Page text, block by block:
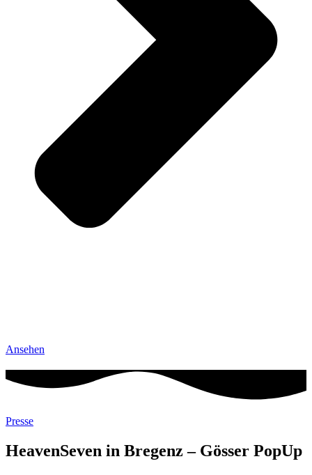
Ansehen
Presse
HeavenSeven in Bregenz – Gösser PopUp